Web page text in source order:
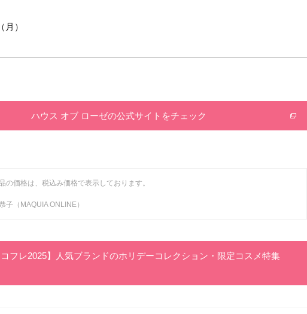
）
ハウス オブ ローゼの公式サイトをチェック
の価格は、税込み価格で表示しております。
子（MAQUIA ONLINE）
コフレ2025】人気ブランドのホリデーコレクション・限定コスメ特集